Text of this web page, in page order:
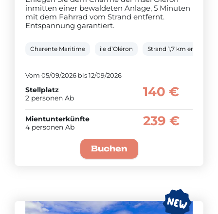
inmitten einer bewaldeten Anlage, 5 Minuten
mit dem Fahrrad vom Strand entfernt.
Entspannung garantiert.
Charente Maritime île d’Oléron Strand 1,7 km entfernt
Vom 05/09/2026 bis 12/09/2026
Stellplatz
2 personen Ab
140 €
Mientunterkünfte
4 personen Ab
239 €
Buchen